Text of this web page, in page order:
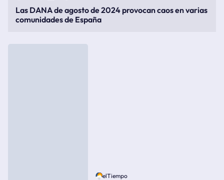
Las DANA de agosto de 2024 provocan caos en varias
comunidades de España
elTiempo